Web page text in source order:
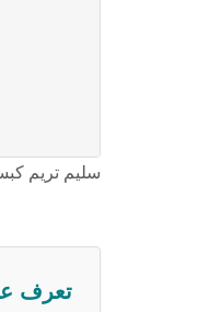
سليم تريم كبسولات
تعرف